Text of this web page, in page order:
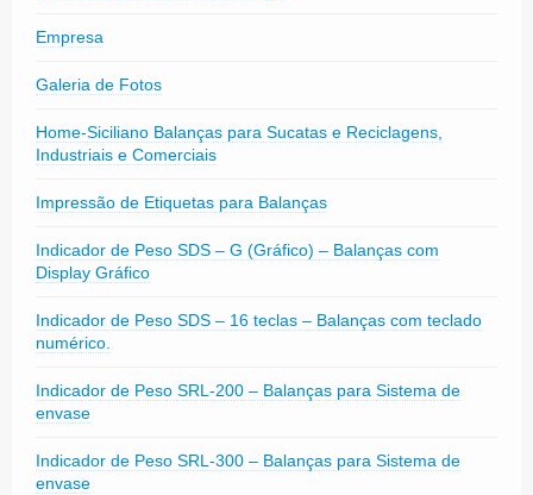
Empresa
Galeria de Fotos
Home-Siciliano Balanças para Sucatas e Reciclagens,
Industriais e Comerciais
Impressão de Etiquetas para Balanças
Indicador de Peso SDS – G (Gráfico) – Balanças com
Display Gráfico
Indicador de Peso SDS – 16 teclas – Balanças com teclado
numérico.
Indicador de Peso SRL-200 – Balanças para Sistema de
envase
Indicador de Peso SRL-300 – Balanças para Sistema de
envase